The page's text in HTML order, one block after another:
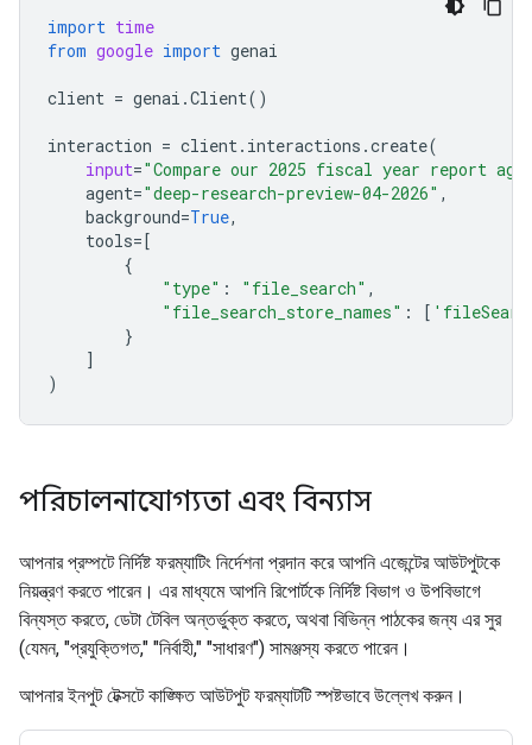
import time
from google import genai
client = genai .Client()
interaction = client. interactions .create(
input="Compare our 2025 fiscal year report
agent="deep-research-preview-04-2026" ,
background=True,
tools=[
{
"type" : "file_search" ,
"file_search_store_names" : [
}
]
)
পরিচালনাযোগ্যতা এবং বিন্যাস
আপনার প্রম্পটে নির্দিষ্ট ফরম্যাটিং নির্দেশনা প্রদান করে আপনি এজেন্টের আউটপুটকে
নিয়ন্ত্রণ করতে পারেন। এর মাধ্যমে আপনি রিপোর্টকে নির্দিষ্ট বিভাগ ও উপবিভাগে
বিন্যস্ত করতে, ডেটা টেবিল অন্তর্ভুক্ত করতে, অথবা বিভিন্ন পাঠকের জন্য এর সুর
(যেমন, "প্রযুক্তিগত," "নির্বাহী," "সাধারণ") সামঞ্জস্য করতে পারেন।
আপনার ইনপুট টেক্সটে কাঙ্ক্ষিত আউটপুট ফরম্যাটটি স্পষ্টভাবে উল্লেখ করুন।